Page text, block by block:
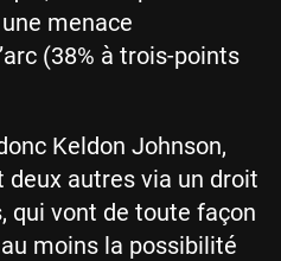
menace
(38% à trois-points
Keldon Johnson,
autres via un droit
qui vont de toute façon
moins la possibilité